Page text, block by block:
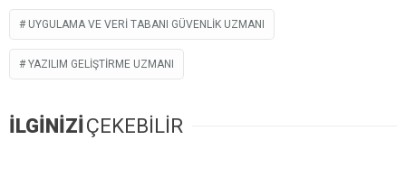
UYGULAMA VE VERİ TABANI GÜVENLİK UZMANI
YAZILIM GELİŞTİRME UZMANI
İLGİNİZİÇEKEBİLİR